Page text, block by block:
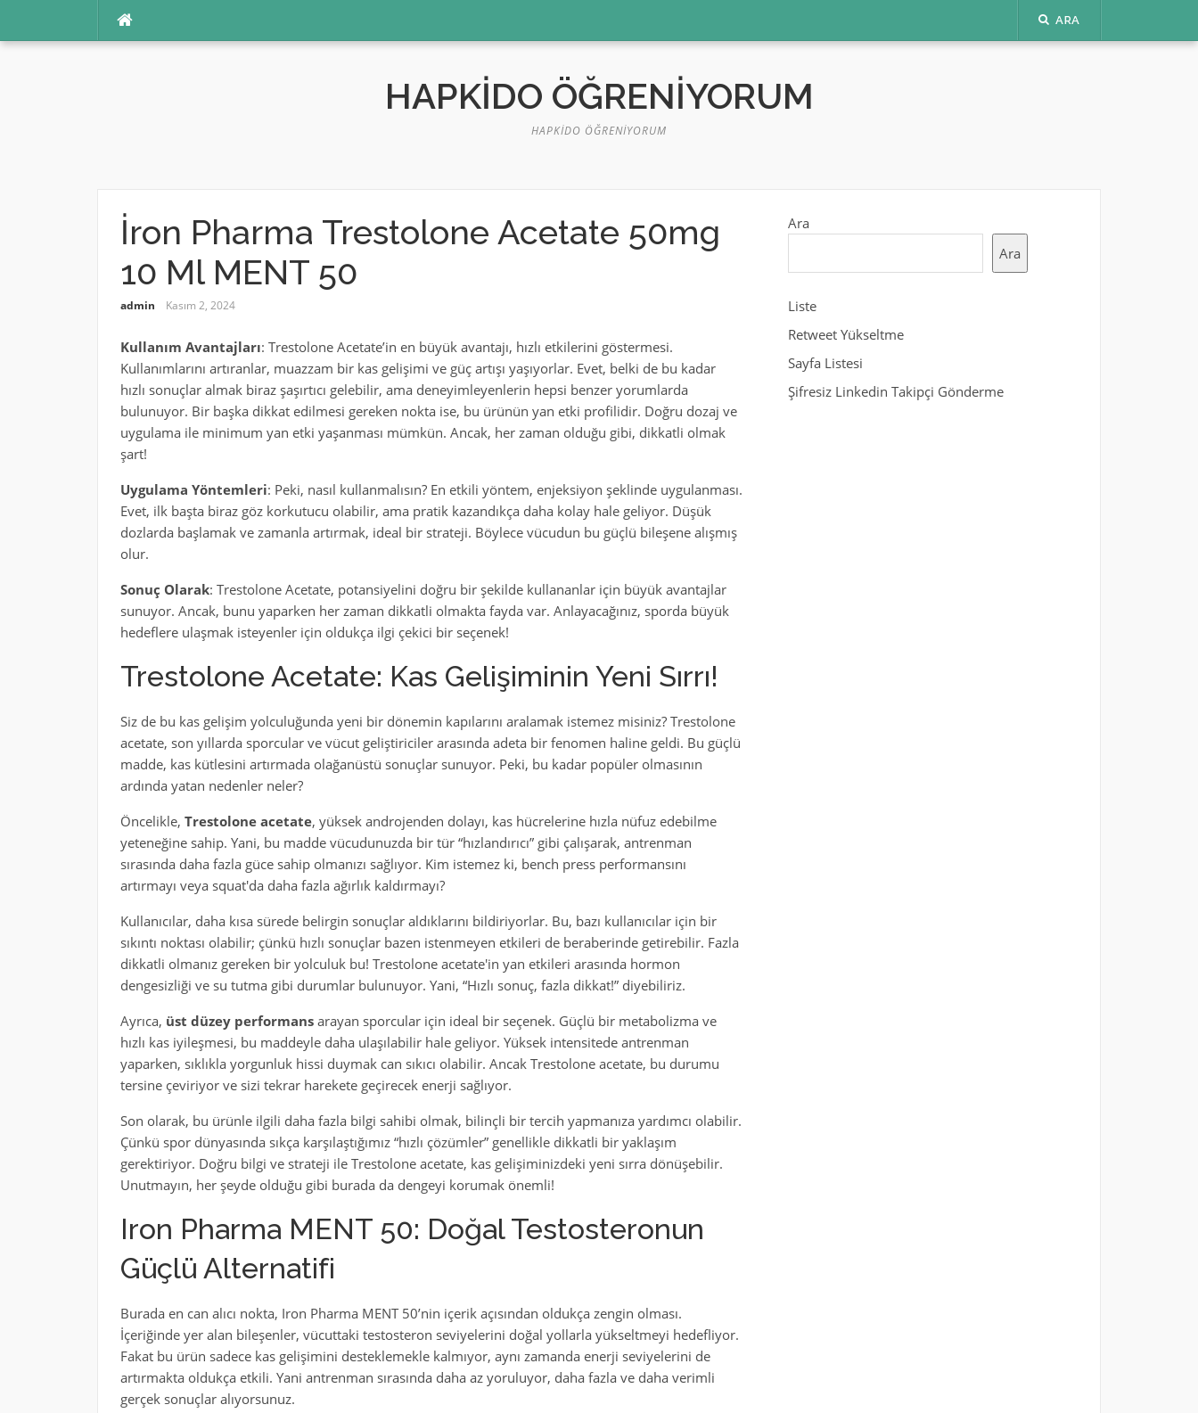
ARA
HAPKIDO ÖĞRENIYORUM
HAPKIDO ÖĞRENIYORUM
İron Pharma Trestolone Acetate 50mg
10 Ml MENT 50
admin Kasım 2, 2024
Kullanım Avantajları: Trestolone Acetate’in en büyük avantajı, hızlı etkilerini göstermesi.
Kullanımlarını artıranlar, muazzam bir kas gelişimi ve güç artışı yaşıyorlar. Evet, belki de bu kadar
hızlı sonuçlar almak biraz şaşırtıcı gelebilir, ama deneyimleyenlerin hepsi benzer yorumlarda
bulunuyor. Bir başka dikkat edilmesi gereken nokta ise, bu ürünün yan etki profilidir. Doğru dozaj ve
uygulama ile minimum yan etki yaşanması mümkün. Ancak, her zaman olduğu gibi, dikkatli olmak
şart!
Uygulama Yöntemleri: Peki, nasıl kullanmalısın? En etkili yöntem, enjeksiyon şeklinde uygulanması.
Evet, ilk başta biraz göz korkutucu olabilir, ama pratik kazandıkça daha kolay hale geliyor. Düşük
dozlarda başlamak ve zamanla artırmak, ideal bir strateji. Böylece vücudun bu güçlü bileşene alışmış
olur.
Sonuç Olarak: Trestolone Acetate, potansiyelini doğru bir şekilde kullananlar için büyük avantajlar
sunuyor. Ancak, bunu yaparken her zaman dikkatli olmakta fayda var. Anlayacağınız, sporda büyük
hedeflere ulaşmak isteyenler için oldukça ilgi çekici bir seçenek!
Trestolone Acetate: Kas Gelişiminin Yeni Sırrı!
Siz de bu kas gelişim yolculuğunda yeni bir dönemin kapılarını aralamak istemez misiniz? Trestolone
acetate, son yıllarda sporcular ve vücut geliştiriciler arasında adeta bir fenomen haline geldi. Bu güçlü
madde, kas kütlesini artırmada olağanüstü sonuçlar sunuyor. Peki, bu kadar popüler olmasının
ardında yatan nedenler neler?
Öncelikle, Trestolone acetate, yüksek androjenden dolayı, kas hücrelerine hızla nüfuz edebilme
yeteneğine sahip. Yani, bu madde vücudunuzda bir tür “hızlandırıcı” gibi çalışarak, antrenman
sırasında daha fazla güce sahip olmanızı sağlıyor. Kim istemez ki, bench press performansını
artırmayı veya squat'da daha fazla ağırlık kaldırmayı?
Kullanıcılar, daha kısa sürede belirgin sonuçlar aldıklarını bildiriyorlar. Bu, bazı kullanıcılar için bir
sıkıntı noktası olabilir; çünkü hızlı sonuçlar bazen istenmeyen etkileri de beraberinde getirebilir. Fazla
dikkatli olmanız gereken bir yolculuk bu! Trestolone acetate'in yan etkileri arasında hormon
dengesizliği ve su tutma gibi durumlar bulunuyor. Yani, “Hızlı sonuç, fazla dikkat!” diyebiliriz.
Ayrıca, üst düzey performansarayan sporcular için ideal bir seçenek. Güçlü bir metabolizma ve
hızlı kas iyileşmesi, bu maddeyle daha ulaşılabilir hale geliyor. Yüksek intensitede antrenman
yaparken, sıklıkla yorgunluk hissi duymak can sıkıcı olabilir. Ancak Trestolone acetate, bu durumu
tersine çeviriyor ve sizi tekrar harekete geçirecek enerji sağlıyor.
Son olarak, bu ürünle ilgili daha fazla bilgi sahibi olmak, bilinçli bir tercih yapmanıza yardımcı olabilir.
Çünkü spor dünyasında sıkça karşılaştığımız “hızlı çözümler” genellikle dikkatli bir yaklaşım
gerektiriyor. Doğru bilgi ve strateji ile Trestolone acetate, kas gelişiminizdeki yeni sırra dönüşebilir.
Unutmayın, her şeyde olduğu gibi burada da dengeyi korumak önemli!
Iron Pharma MENT 50: Doğal Testosteronun
Güçlü Alternatifi
Burada en can alıcı nokta, Iron Pharma MENT 50’nin içerik açısından oldukça zengin olması.
İçeriğinde yer alan bileşenler, vücuttaki testosteron seviyelerini doğal yollarla yükseltmeyi hedefliyor.
Fakat bu ürün sadece kas gelişimini desteklemekle kalmıyor, aynı zamanda enerji seviyelerini de
artırmakta oldukça etkili. Yani antrenman sırasında daha az yoruluyor, daha fazla ve daha verimli
gerçek sonuçlar alıyorsunuz.
Ara
Ara
Liste
Retweet Yükseltme
Sayfa Listesi
Şifresiz Linkedin Takipçi Gönderme